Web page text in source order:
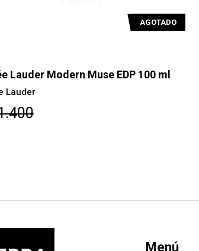
AGOTADO
Lauder Modern Muse EDP 100 ml
Lauder
Menú